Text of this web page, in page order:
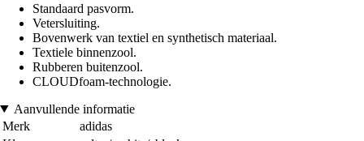
Standaard pasvorm.
Vetersluiting.
Bovenwerk van textiel en synthetisch materiaal.
Textiele binnenzool.
Rubberen buitenzool.
CLOUDfoam-technologie.
Aanvullende informatie
Merk
adidas